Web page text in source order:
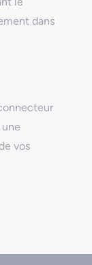
dans
vos